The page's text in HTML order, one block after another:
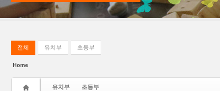
전체 유치부 초등부
Home
유치부 초등부